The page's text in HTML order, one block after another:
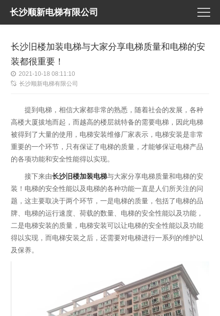
长沙顺新电梯有限公司
长沙旧楼加装电梯与大家分享电梯质量和电梯的安
装都很重要！
2021-10-18 08:11:10
长沙顺新电梯有限公司
提到电梯，相信大家都非常的熟悉，随着社会的发展，各种
高楼大厦拔地而起，而越高的楼层就特备的需要电梯，因此电梯
被得到了大量的使用，电梯安装维修厂家表示，电梯安装是非常
重要的一个环节，只有保证了电梯的质量，才能够保证电梯产品
的各项功能和安全性能得以实现。
接下来由长沙旧楼加装电梯与大家分享电梯质量和电梯的安
装！电梯的安全性能以及电梯的各种功能一直是人们所关注的问
题，这主要取决于两个环节，一是电梯的质量，包括了电梯的品
牌、电梯的运行速度、荷载的数量、电梯的安全性能以及功能，
二是电梯安装的质量，电梯安装可以让电梯的安全性能以及功能
得以实现，而电梯安装之后，还需要对电梯进行一系列的维护以
及保养。